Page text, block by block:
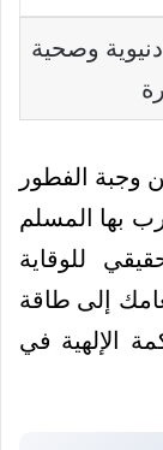
وصحية
وجبة الفطور
بها المسلم
للوقاية
إلى طاقة
الإلهية في